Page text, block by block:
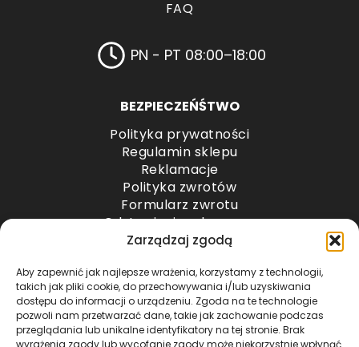
Zarządzaj zgodą
Aby zapewnić jak najlepsze wrażenia, korzystamy z technologii,
takich jak pliki cookie, do przechowywania i/lub uzyskiwania
dostępu do informacji o urządzeniu. Zgoda na te technologie
pozwoli nam przetwarzać dane, takie jak zachowanie podczas
przeglądania lub unikalne identyfikatory na tej stronie. Brak
wyrażenia zgody lub wycofanie zgody może niekorzystnie wpłynąć
FAQ
PN - PT 08:00–18:00
BEZPIECZEŃŚTWO
Polityka prywatności
Regulamin sklepu
Reklamacje
Polityka zwrotów
Formularz zwrotu
Odstąpienie od umowy
Odstąpienie od umowy – przesyłki paletowe
METODY PŁATNOŚCI